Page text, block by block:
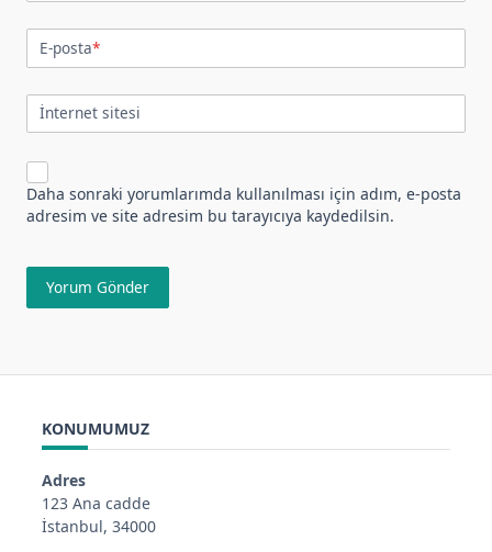
E-posta*
İnternet sitesi
Daha sonraki yorumlarımda kullanılması için adım, e-posta
adresim ve site adresim bu tarayıcıya kaydedilsin.
KONUMUMUZ
Adres
123 Ana cadde
İstanbul, 34000